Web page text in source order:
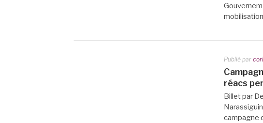
Publié par
réacs
Billet par
campagne